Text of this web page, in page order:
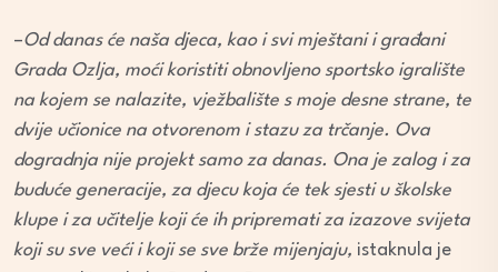
–Od danas će naša djeca, kao i svi mještani i građani
Grada Ozlja, moći koristiti obnovljeno sportsko igralište
na kojem se nalazite, vježbalište s moje desne strane, te
dvije učionice na otvorenom i stazu za trčanje. Ova
dogradnja nije projekt samo za danas. Ona je zalog i za
buduće generacije, za djecu koja će tek sjesti u školske
klupe i za učitelje koji će ih pripremati za izazove svijeta
koji su sve veći i koji se sve brže mijenjaju, istaknula je